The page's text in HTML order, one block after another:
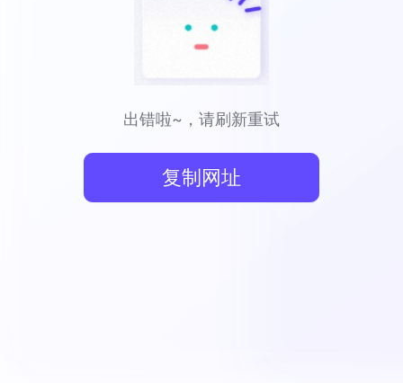
出错啦~，请刷新重试
复制网址